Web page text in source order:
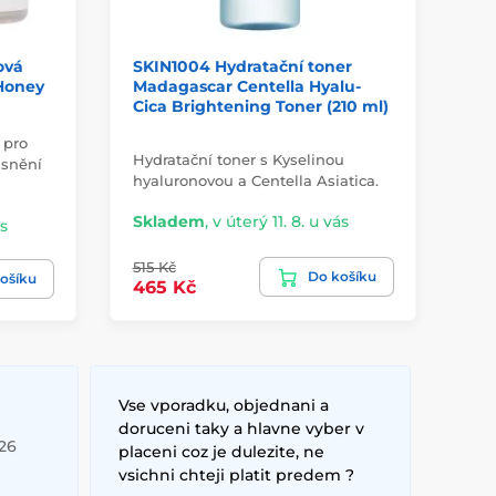
SKIN1004 Hydratační toner
Madagascar Centella Hyalu-
Cica Brightening Toner (210 ml)
Hydratační toner s Kyselinou
hyaluronovou a Centella Asiatica.
Skladem, v úterý 11. 8. u vás
515 Kč
465 Kč
Do košíku
Vse vporadku, objednani a
doruceni taky a hlavne vyber v
placeni coz je dulezite, ne
vsichni chteji platit predem ?